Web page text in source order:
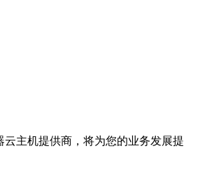
主机提供商，将为您的业务发展提